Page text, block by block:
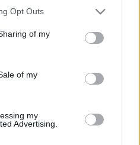
uses one or more Google
behaviour. You may click to
and its third-party tags to
purposes in below Google
Opt Outs
of my
of my
my
Advertising.
Báthory Erzsébet a
Bagó Bertalan